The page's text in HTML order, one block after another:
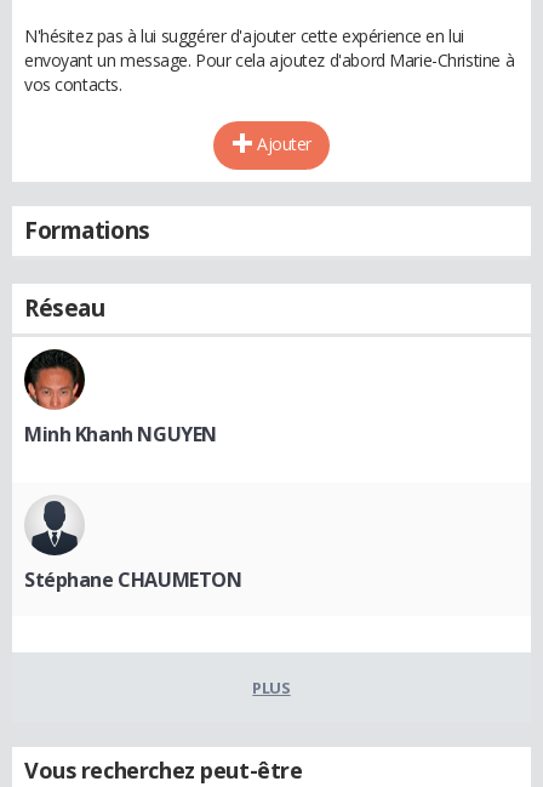
N'hésitez pas à lui suggérer d'ajouter cette expérience en lui
envoyant un message. Pour cela ajoutez d'abord Marie-Christine à
vos contacts.
Ajouter
Formations
Réseau
Minh Khanh NGUYEN
Stéphane CHAUMETON
PLUS
Vous recherchez peut-être